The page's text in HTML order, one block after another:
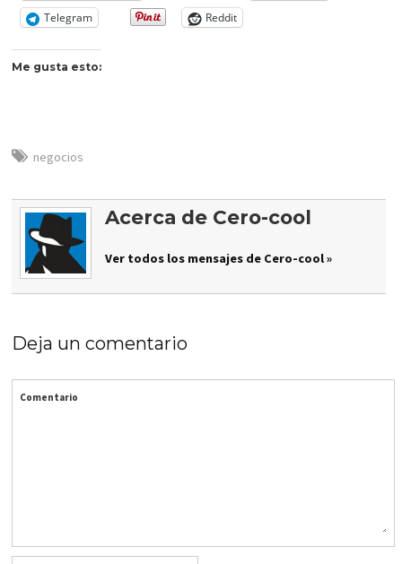
Telegram
Reddit
Me gusta esto:
negocios
Acerca de Cero-cool
Ver todos los mensajes de Cero-cool »
Deja un comentario
Comentario